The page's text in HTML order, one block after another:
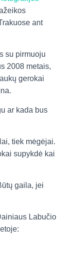
ant
su pirmuoju
2008 metais,
gerokai
ar kada bus
tiek mėgėjai.
supykdė kai
gaila, jei
Labučio